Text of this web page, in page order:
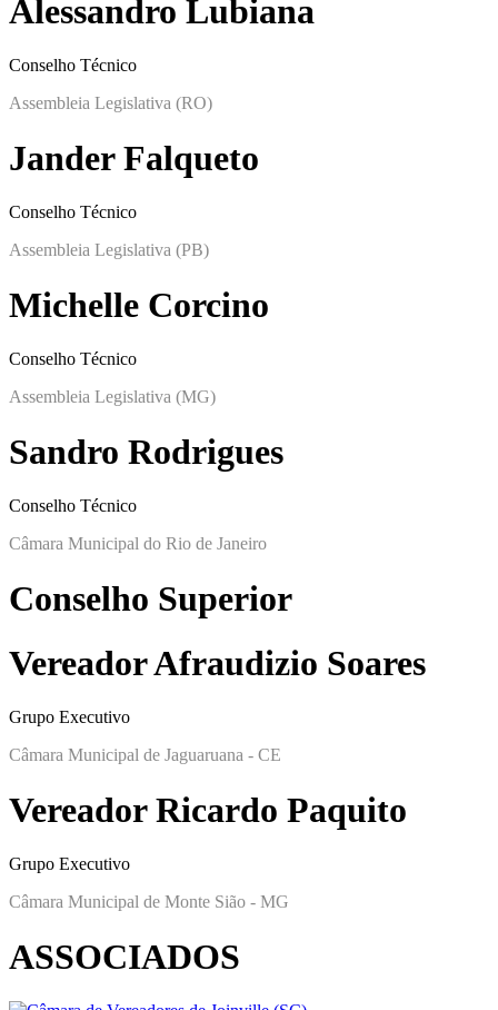
Alessandro Lubiana
Conselho Técnico
Assembleia Legislativa (RO)
Jander Falqueto
Conselho Técnico
Assembleia Legislativa (PB)
Michelle Corcino
Conselho Técnico
Assembleia Legislativa (MG)
Sandro Rodrigues
Conselho Técnico
Câmara Municipal do Rio de Janeiro
Conselho Superior
Vereador Afraudizio Soares
Grupo Executivo
Câmara Municipal de Jaguaruana - CE
Vereador Ricardo Paquito
Grupo Executivo
Câmara Municipal de Monte Sião - MG
ASSOCIADOS